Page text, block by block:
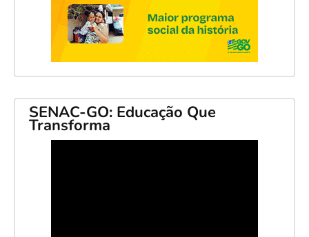
SENAC-GO: Educação Que
Transforma